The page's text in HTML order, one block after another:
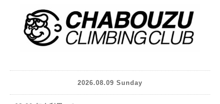
2026.08.09 Sunday